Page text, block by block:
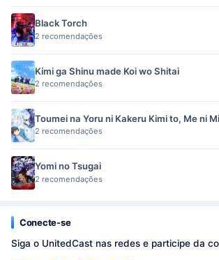
Black Torch
2 recomendações
Kimi ga Shinu made Koi wo Shitai
2 recomendações
Toumei na Yoru ni Kakeru Kimi to, Me ni
2 recomendações
Yomi no Tsugai
2 recomendações
Conecte-se
Siga o UnitedCast nas redes e participe da